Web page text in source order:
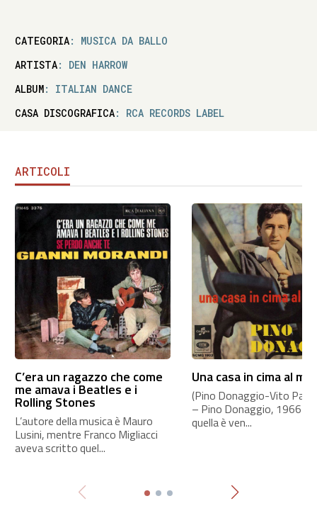
CATEGORIA: MUSICA DA BALLO
ARTISTA: DEN HARROW
ALBUM: ITALIAN DANCE
CASA DISCOGRAFICA: RCA RECORDS LABEL
ARTICOLI
C’era un ragazzo che come
me amava i Beatles e i
Rolling Stones
L’autore della musica è Mauro
Lusini, mentre Franco Migliacci
aveva scritto quel...
Una casa in cima al
(Pino Donaggio-Vito
– Pino Donaggio, 1966
quella è ven...